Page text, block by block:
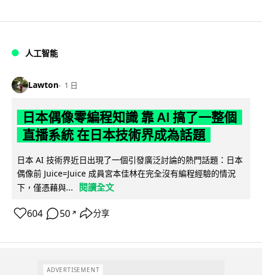
人工智能
Lawton 1 日
日本偶像零編程知識 靠 AI 搞了一整個
直播系統 在日本技術界成為話題
日本 AI 技術界近日出現了一個引發廣泛討論的熱門話題：日本
偶像前 Juice=Juice 成員宮本佳林在完全沒有編程經驗的情況
下，僅憑藉與...
閱讀全文
604 50 ↗ 分享
ADVERTISEMENT